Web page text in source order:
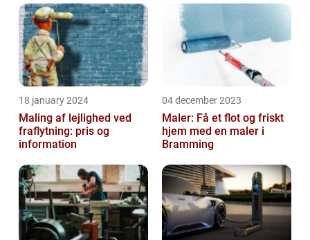
18 january 2024
Maling af lejlighed ved
fraflytning: pris og
information
04 december 2023
Maler: Få et flot og friskt
hjem med en maler i
Bramming